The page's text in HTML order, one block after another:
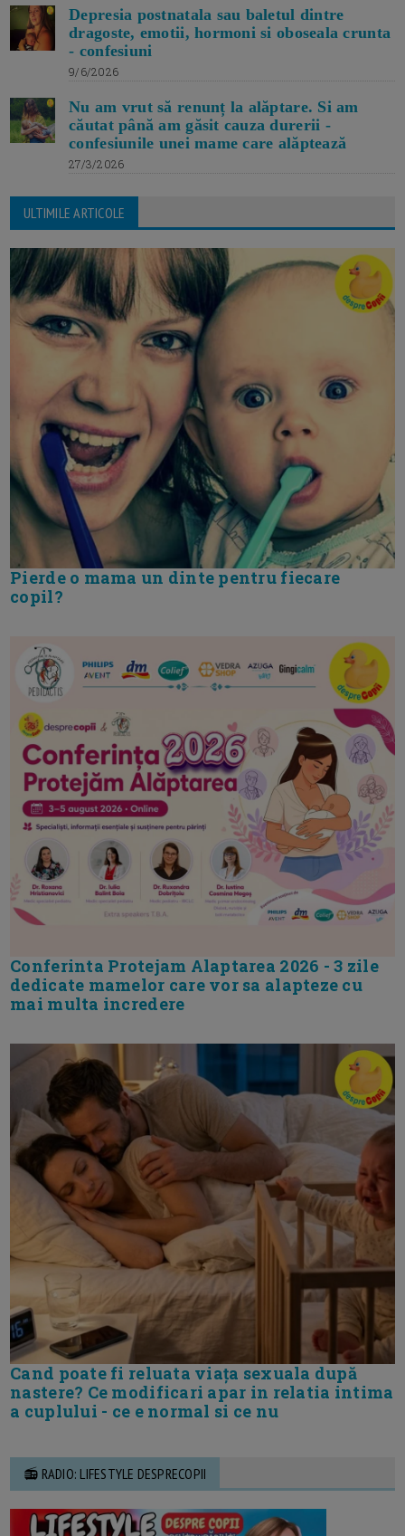
Depresia postnatala sau baletul dintre
dragoste, emotii, hormoni si oboseala crunta
- confesiuni
9/6/2026
Nu am vrut să renunț la alăptare. Si am
căutat până am găsit cauza durerii -
confesiunile unei mame care alăptează
27/3/2026
ULTIMILE ARTICOLE
Pierde o mama un dinte pentru fiecare
copil?
Conferinta Protejam Alaptarea 2026 - 3 zile
dedicate mamelor care vor sa alapteze cu
mai multa incredere
Cand poate fi reluata viața sexuala după
nastere? Ce modificari apar in relatia intima
a cuplului - ce e normal si ce nu
📻 RADIO: LIFESTYLE DESPRECOPII